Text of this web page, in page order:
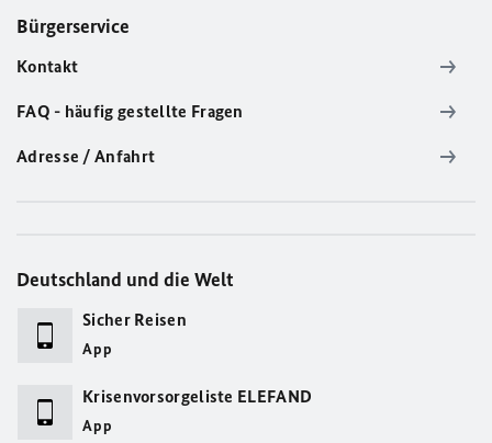
Bürgerservice
Kontakt
FAQ - häufig gestellte Fragen
Adresse / Anfahrt
Deutschland und die Welt
Sicher Reisen
App
Krisenvorsorgeliste ELEFAND
App